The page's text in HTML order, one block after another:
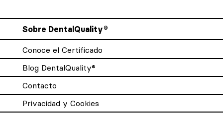
Sobre DentalQuality®
Conoce el Certificado
Blog DentalQuality®
Contacto
Privacidad y Cookies